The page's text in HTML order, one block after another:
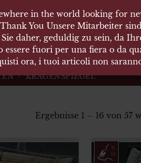
Vermittlung
KRAGENSPIEGEL
Ergebnisse 1 – 16 von 57
in the world looking for
You Unsere Mitarbeiter
daher, geduldig zu sein, da
fuori per una fiera o da
ora, i tuoi articoli non